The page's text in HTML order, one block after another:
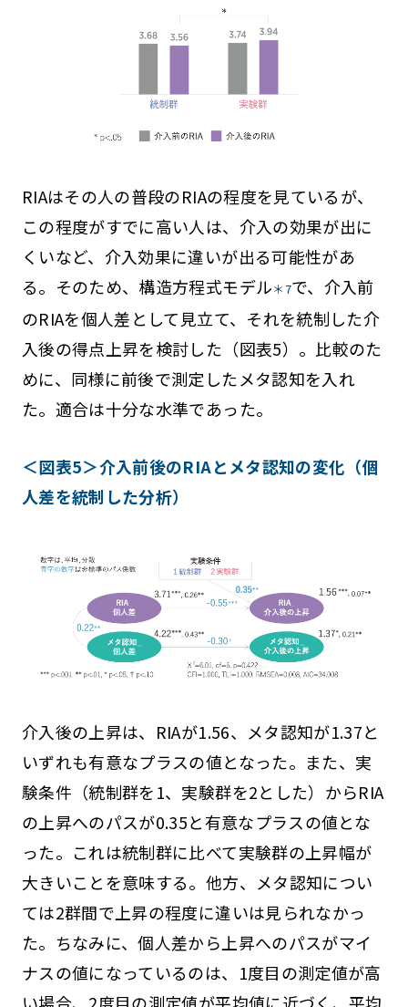
RIAはその人の普段のRIAの程度を見ているが、
この程度がすでに高い人は、介入の効果が出に
くいなど、介入効果に違いが出る可能性があ
る。そのため、構造方程式モデル＊7で、介入前
のRIAを個人差として見立て、それを統制した介
入後の得点上昇を検討した（図表5）。比較のた
めに、同様に前後で測定したメタ認知を入れ
た。適合は十分な水準であった。
＜図表5＞介入前後のRIAとメタ認知の変化（個
人差を統制した分析）
介入後の上昇は、RIAが1.56、メタ認知が1.37と
いずれも有意なプラスの値となった。また、実
験条件（統制群を1、実験群を2とした）からRIA
の上昇へのパスが0.35と有意なプラスの値とな
った。これは統制群に比べて実験群の上昇幅が
大きいことを意味する。他方、メタ認知につい
ては2群間で上昇の程度に違いは見られなかっ
た。ちなみに、個人差から上昇へのパスがマイ
ナスの値になっているのは、1度目の測定値が高